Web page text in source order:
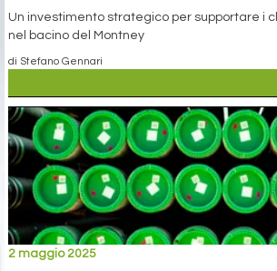
Un investimento strategico per supportare i
nel bacino del Montney
di Stefano Gennari
2 maggio 2025